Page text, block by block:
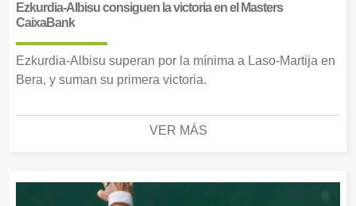
Ezkurdia-Albisu consiguen la victoria en el Masters
CaixaBank
Ezkurdia-Albisu superan por la mínima a Laso-Martija en
Bera, y suman su primera victoria.
VER MÁS